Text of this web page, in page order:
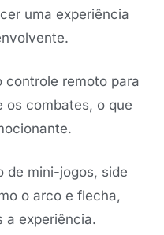
uma experiência
controle remoto para
os combates, o que
de mini-jogos, side
o arco e flecha,
a experiência.